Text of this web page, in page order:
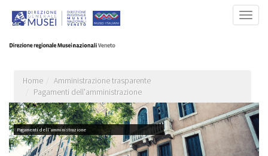
principale
Home
Amministrazione trasparente
Pagamenti dell'amministrazione
Pagamenti dell'amministrazione